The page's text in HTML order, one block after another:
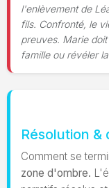
l'enlèvement de
fils. Confronté, le
preuves. Marie
famille ou révéler
Résolution
Comment se
zone d'ombre.